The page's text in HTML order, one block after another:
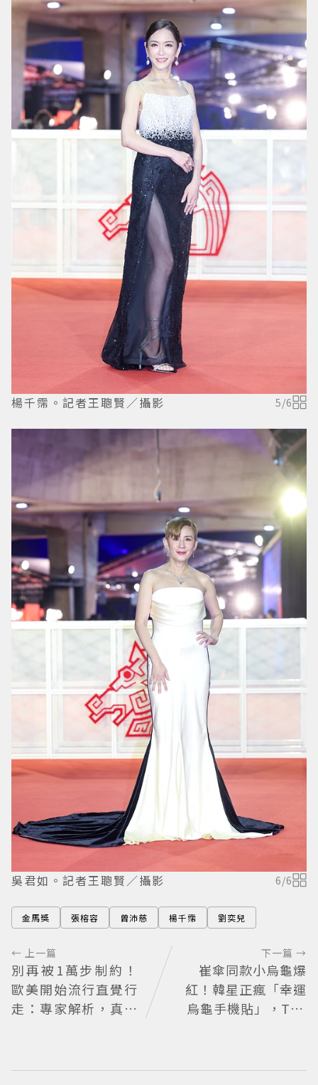
楊千霈。記者王聰賢／攝影 5/6
吳君如。記者王聰賢／攝影 6/6
金馬獎 張榕容 曾沛慈 楊千霈 劉奕兒
← 上一篇
別再被1萬步制約！
歐美開始流行直覺行
走：專家解析，真正
下一篇 →
崔傘同款小烏龜爆
紅！韓星正瘋「幸運
烏龜手機貼」，TWI